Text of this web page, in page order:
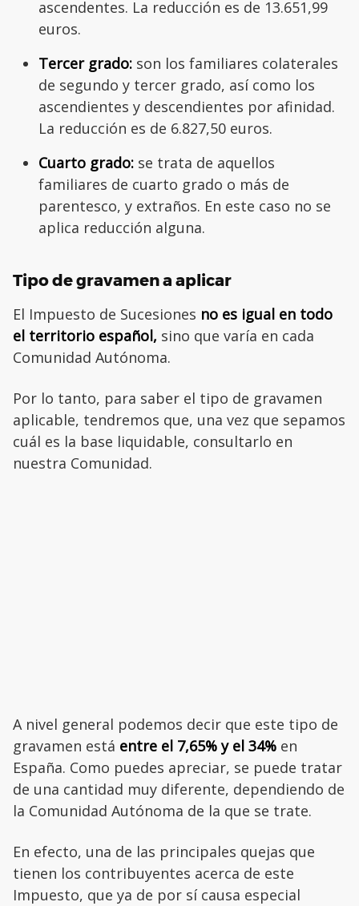
ascendentes. La reducción es de 13.651,99
euros.
Tercer grado: son los familiares colaterales
de segundo y tercer grado, así como los
ascendientes y descendientes por afinidad.
La reducción es de 6.827,50 euros.
Cuarto grado: se trata de aquellos
familiares de cuarto grado o más de
parentesco, y extraños. En este caso no se
aplica reducción alguna.
Tipo de gravamen a aplicar
El Impuesto de Sucesiones no es igual en todo
el territorio español, sino que varía en cada
Comunidad Autónoma.
Por lo tanto, para saber el tipo de gravamen
aplicable, tendremos que, una vez que sepamos
cuál es la base liquidable, consultarlo en
nuestra Comunidad.
A nivel general podemos decir que este tipo de
gravamen está entre el 7,65% y el 34% en
España. Como puedes apreciar, se puede tratar
de una cantidad muy diferente, dependiendo de
la Comunidad Autónoma de la que se trate.
En efecto, una de las principales quejas que
tienen los contribuyentes acerca de este
Impuesto, que ya de por sí causa especial